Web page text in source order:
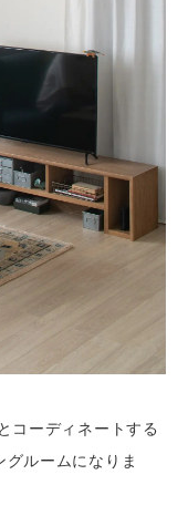
コーディネートする
ルームになりま